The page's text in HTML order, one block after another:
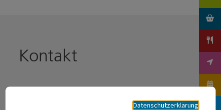
Kontakt
Datenschutzerklärung